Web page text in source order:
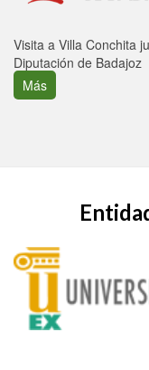
Visita a Villa Conchita
Diputación de Badajoz
Más